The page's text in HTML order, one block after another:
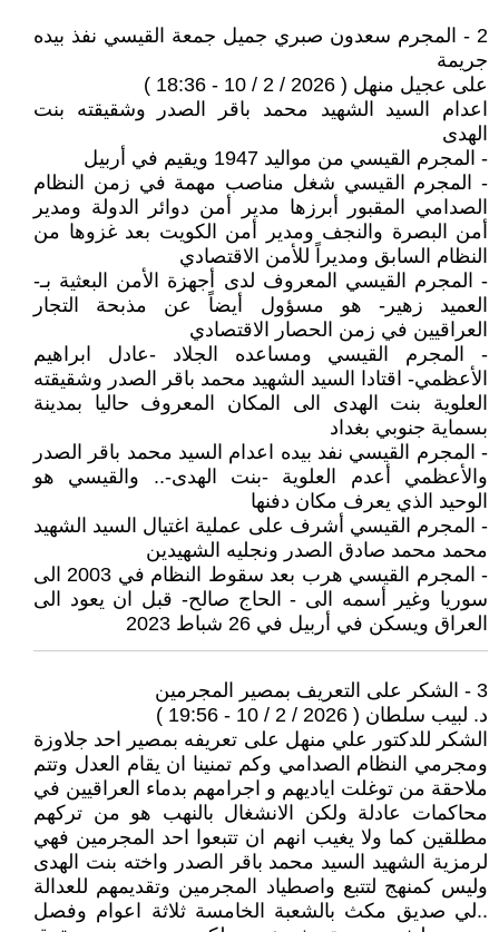
2 - المجرم سعدون صبري جميل جمعة القيسي نفذ بيده
جريمة
على عجيل منهل ( 2026 / 2 / 10 - 18:36 )
اعدام السيد الشهيد محمد باقر الصدر وشقيقته بنت
الهدى
- المجرم القيسي من مواليد 1947 ويقيم في أربيل
- المجرم القيسي شغل مناصب مهمة في زمن النظام
الصدامي المقبور أبرزها مدير أمن دوائر الدولة ومدير
أمن البصرة والنجف ومدير أمن الكويت بعد غزوها من
النظام السابق ومديراً للأمن الاقتصادي
- المجرم القيسي المعروف لدى أجهزة الأمن البعثية بـ-
العميد زهير- هو مسؤول أيضاً عن مذبحة التجار
العراقيين في زمن الحصار الاقتصادي
- المجرم القيسي ومساعده الجلاد -عادل ابراهيم
الأعظمي- اقتادا السيد الشهيد محمد باقر الصدر وشقيقته
العلوية بنت الهدى الى المكان المعروف حاليا بمدينة
بسماية جنوبي بغداد
- المجرم القيسي نفد بيده اعدام السيد محمد باقر الصدر
والأعظمي أعدم العلوية -بنت الهدى-.. والقيسي هو
الوحيد الذي يعرف مكان دفنها
- المجرم القيسي أشرف على عملية اغتيال السيد الشهيد
محمد محمد صادق الصدر ونجليه الشهيدين
- المجرم القيسي هرب بعد سقوط النظام في 2003 الى
سوريا وغير أسمه الى - الحاج صالح- قبل ان يعود الى
العراق ويسكن في أربيل في 26 شباط 2023
3 - الشكر على التعريف بمصير المجرمين
د. لبيب سلطان ( 2026 / 2 / 10 - 19:56 )
الشكر للدكتور علي منهل على تعريفه بمصير احد جلاوزة
ومجرمي النظام الصدامي وكم تمنينا ان يقام العدل وتتم
ملاحقة من توغلت اياديهم و اجرامهم بدماء العراقيين في
محاكمات عادلة ولكن الانشغال بالنهب هو من تركهم
مطلقين كما ولا يغيب انهم ان تتبعوا احد المجرمين فهي
لرمزية الشهيد السيد محمد باقر الصدر واخته بنت الهدى
وليس كمنهج لتتبع واصطياد المجرمين وتقديمهم للعدالة
..لي صديق مكث بالشعبة الخامسة ثلاثة اعوام وفصل